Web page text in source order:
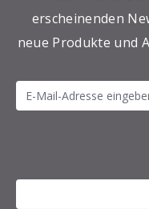
erscheinenden
neue Produkte und